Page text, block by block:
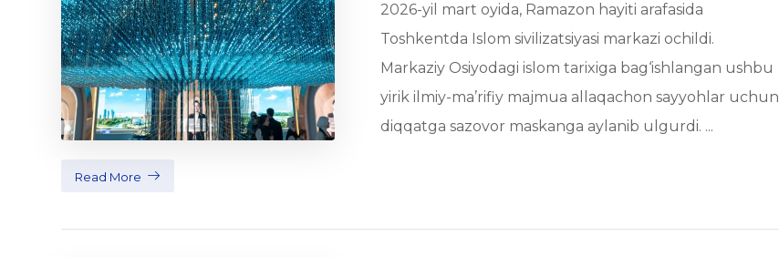
2026-yil mart oyida, Ramazon hayiti arafasida
Toshkentda Islom sivilizatsiyasi markazi ochildi.
Markaziy Osiyodagi islom tarixiga bag‘ishlangan ushbu
yirik ilmiy-ma’rifiy majmua allaqachon sayyohlar uchun
diqqatga sazovor maskanga aylanib ulgurdi. ...
Read More